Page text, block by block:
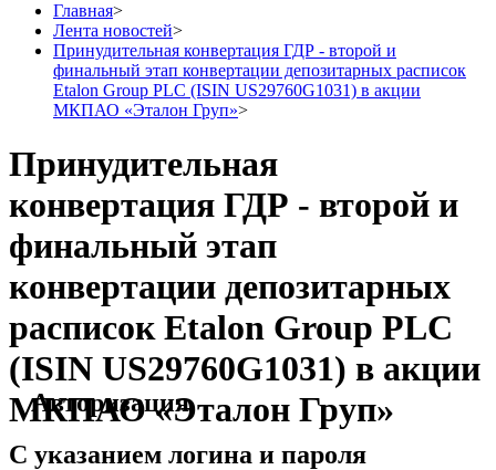
Главная>
Лента новостей>
Принудительная конвертация ГДР - второй и
финальный этап конвертации депозитарных расписок
Etalon Group PLC (ISIN US29760G1031) в акции
МКПАО «Эталон Груп»>
Принудительная
конвертация ГДР - второй и
финальный этап
конвертации депозитарных
расписок Etalon Group PLC
(ISIN US29760G1031) в акции
МКПАО «Эталон Груп»
Авторизация
С указанием логина и пароля